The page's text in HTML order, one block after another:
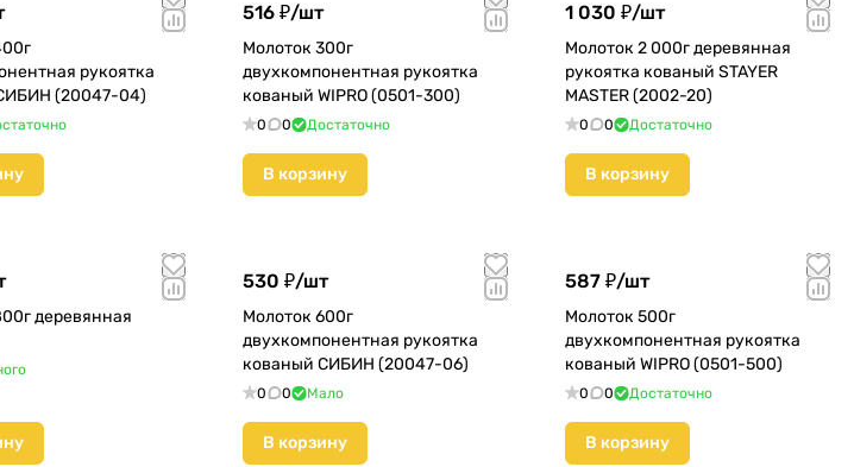
рукоятка
(20047-04)
516 ₽/шт
Молоток 300г
двухкомпонентная рукоятка
кованый WIPRO (0501-300)
0 0 Достаточно
В корзину
1 030 ₽/шт
Молоток 2 000г деревянная
рукоятка кованый STAYER
MASTER (2002-20)
0 0 Достаточно
В корзину
деревянная
530 ₽/шт
Молоток 600г
двухкомпонентная рукоятка
кованый СИБИН (20047-06)
0 0 Мало
В корзину
587 ₽/шт
Молоток 500г
двухкомпонентная рукоятка
кованый WIPRO (0501-500)
0 0 Достаточно
В корзину